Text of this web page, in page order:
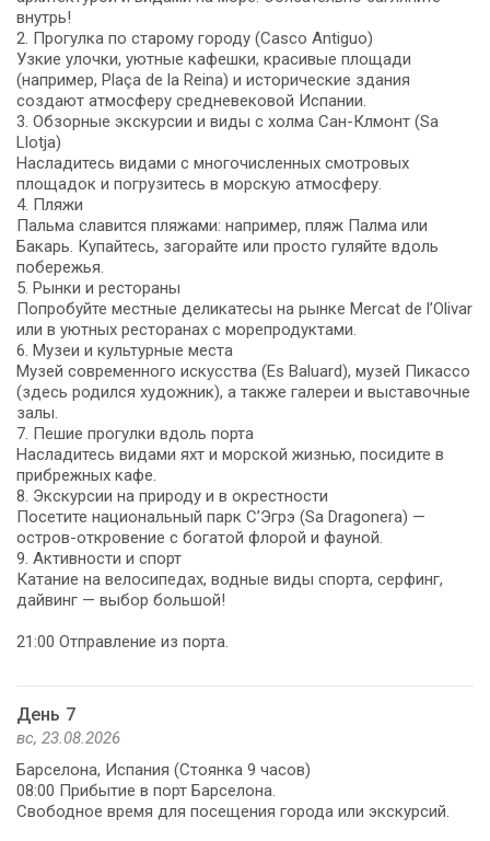
внутрь!
2. Прогулка по старому городу (Casco Antiguo)
Узкие улочки, уютные кафешки, красивые площади
(например, Plaça de la Reina) и исторические здания
создают атмосферу средневековой Испании.
3. Обзорные экскурсии и виды с холма Сан-Клмонт (Sa
Llotja)
Насладитесь видами с многочисленных смотровых
площадок и погрузитесь в морскую атмосферу.
4. Пляжи
Пальма славится пляжами: например, пляж Палма или
Бакарь. Купайтесь, загорайте или просто гуляйте вдоль
побережья.
5. Рынки и рестораны
Попробуйте местные деликатесы на рынке Mercat de l’Olivar
или в уютных ресторанах с морепродуктами.
6. Музеи и культурные места
Музей современного искусства (Es Baluard), музей Пикассо
(здесь родился художник), а также галереи и выставочные
залы.
7. Пешие прогулки вдоль порта
Насладитесь видами яхт и морской жизнью, посидите в
прибрежных кафе.
8. Экскурсии на природу и в окрестности
Посетите национальный парк С’Эгрэ (Sa Dragonera) —
остров-откровение с богатой флорой и фауной.
9. Активности и спорт
Катание на велосипедах, водные виды спорта, серфинг,
дайвинг — выбор большой!
21:00 Отправление из порта.
День 7
вс, 23.08.2026
Барселона, Испания (Стоянка 9 часов)
08:00 Прибытие в порт Барселона.
Свободное время для посещения города или экскурсий.